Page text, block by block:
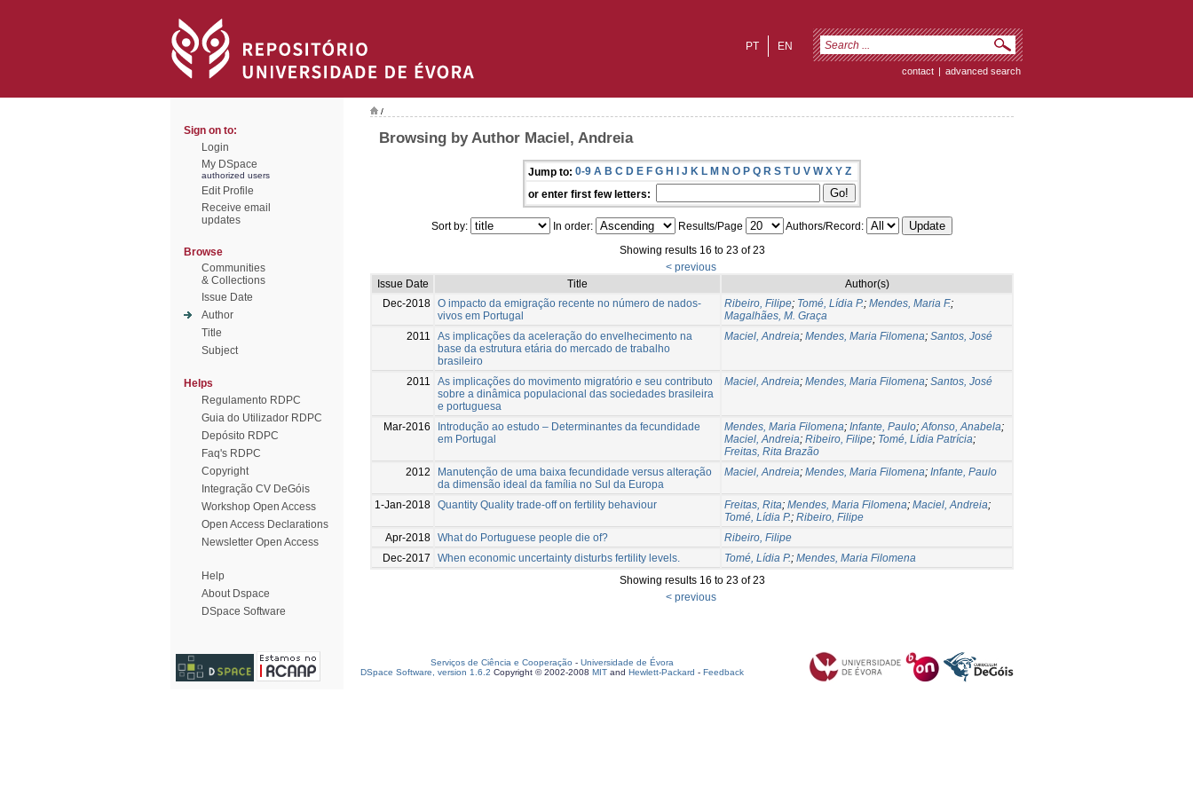
EN
PT
contact | advanced search
Sign on to:
Login
My DSpace
authorized users
Edit Profile
Receive email
updates
Browse
Communities
& Collections
Issue Date
Author
Title
Subject
Helps
Regulamento RDPC
Guia do Utilizador RDPC
Depósito RDPC
Faq's RDPC
Copyright
Integração CV DeGóis
Workshop Open Access
Open Access Declarations
Newsletter Open Access
Help
About Dspace
DSpace Software
/
Browsing by Author Maciel, Andreia
Jump to: 0-9 A B C D E F G H I J K L M N O P Q R S T U V W X Y Z
or enter first few letters:
Sort by: In order: Results/Page
Authors/Record:
Showing results 16 to 23 of 23
< previous
Issue Date
Title
Author(s)
Dec-2018 O impacto da emigração recente no número de nados-
vivos em Portugal
Ribeiro, Filipe; Tomé, Lídia P.; Mendes, Maria F.;
Magalhães, M. Graça
2011
As implicações da aceleração do envelhecimento na
base da estrutura etária do mercado de trabalho
brasileiro
Maciel, Andreia; Mendes, Maria Filomena; Santos, José
2011
As implicações do movimento migratório e seu contributo
sobre a dinâmica populacional das sociedades brasileira
e portuguesa
Maciel, Andreia; Mendes, Maria Filomena; Santos, José
Mar-2016
Introdução ao estudo – Determinantes da fecundidade
em Portugal
Mendes, Maria Filomena; Infante, Paulo;Afonso, Anabela;
Maciel, Andreia; Ribeiro, Filipe; Tomé, Lídia Patrícia;
Freitas, Rita Brazão
2012
Manutenção de uma baixa fecundidade versus alteração
da dimensão ideal da família no Sul da Europa
Maciel, Andreia; Mendes, Maria Filomena; Infante, Paulo
1-Jan-2018 Quantity Quality trade-off on fertility behaviour Freitas, Rita; Mendes, Maria Filomena; Maciel, Andreia;
Tomé, Lídia P.; Ribeiro, Filipe
Apr-2018 What do Portuguese people die of?
Ribeiro, Filipe
Dec-2017
When economic uncertainty disturbs fertility levels. Tomé, Lídia P.; Mendes, Maria Filomena
Showing results 16 to 23 of 23
< previous
Serviços de Ciência e Cooperação - Universidade de Évora
DSpace Software, version 1.6.2 Copyright © 2002-2008 MIT and Hewlett-Packard - Feedback